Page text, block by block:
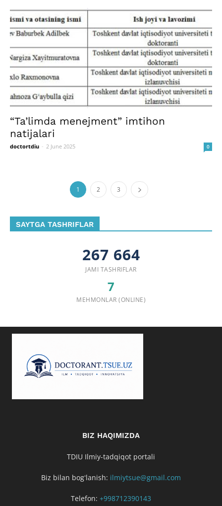
“Ta’limda menejment” imtihon
natijalari
doctortdiu - 2 June 2025 0
1 2 3
SAYTGA TASHRIFLAR
267 664
JAMI TASHRIFLAR
7
MEHMONLAR (ONLINE)
BIZ HAQIMIZDA
TDIU Ilmiy-tadqiqot portali
Biz bilan bogʻlanish: ilmiytsue@gmail.com
Telefon: +998712390143